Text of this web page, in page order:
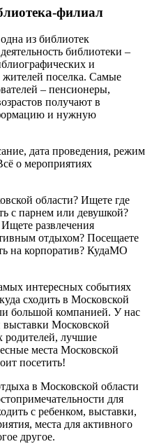
филиал
из библиотек
библиотеки –
и
поселка. Самые
– пенсионеры,
получают в
и нужную
дата проведения, режим
о мероприятиях
области? Ищете где
с парнем или девушкой?
развлечения
отдыхом? Посещаете
на корпоратив? КудаМО
интересных событиях
сходить в Московской
большой компанией. У нас
Московской
родителей, лучшие
места Московской
посетить!
в Московской области
для
с ребенком, выставки,
места для активного
другое.